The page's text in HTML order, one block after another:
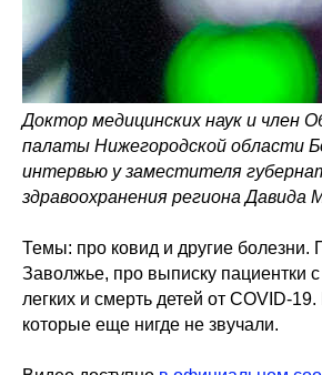
Доктор медицинских наук и член
палаты Нижегородской области
интервью у заместителя
здравоохранения региона Давида
Темы: про ковид и другие болезни.
Заволжье, про выписку пациентки
легких и смерть детей от COVID-
которые еще нигде не звучали.